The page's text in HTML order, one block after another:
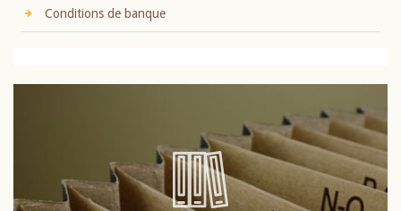
Conditions de banque